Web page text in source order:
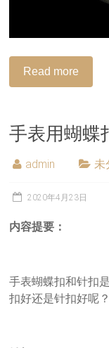
Read more
手表用蝴蝶
admin 未
2020年4月23日
内容提要：
手表蝴蝶扣和针扣
扣好还是针扣好呢